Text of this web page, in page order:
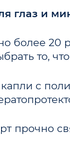
глаз и
более 20
то,
с
прочно